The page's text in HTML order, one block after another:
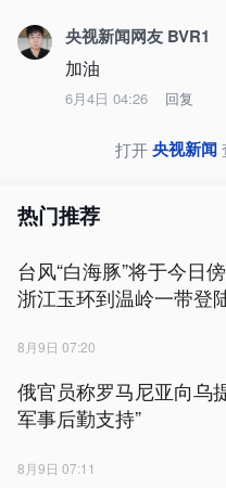
央视新闻网友 BVR1
加油
6月4日 04:26 回复
打开央视新闻
热门推荐
台风“白海豚”将于今日
浙江玉环到温岭一带登
8月9日 07:20
俄官员称罗马尼亚向乌
军事后勤支持”
8月9日 07:11